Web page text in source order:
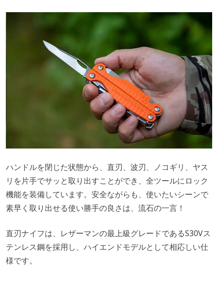
ハンドルを閉じた状態から、直刃、波刃、ノコギリ、ヤス
リを片手でサッと取り出すことができ、全ツールにロック
機能を装備しています。安全ながらも、使いたいシーンで
素早く取り出せる使い勝手の良さは、流石の一言！
直刃ナイフは、レザーマンの最上級グレードであるS30Vス
テンレス鋼を採用し、ハイエンドモデルとして相応しい仕
様です。